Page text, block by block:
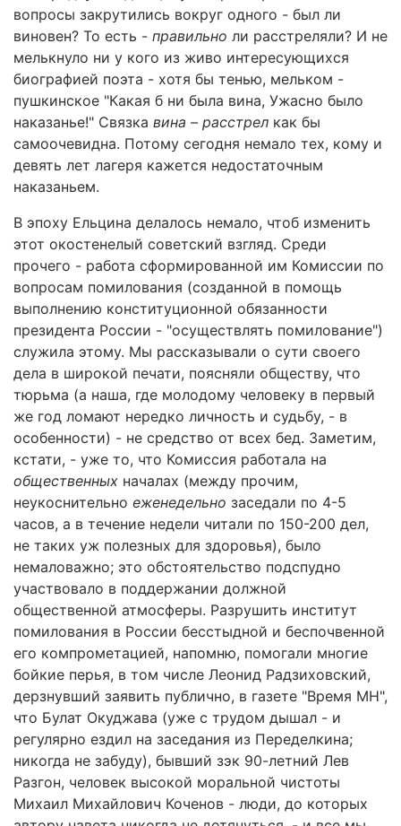
вопросы закрутились вокруг одного - был ли
виновен? То есть - правильно ли расстреляли? И не
мелькнуло ни у кого из живо интересующихся
биографией поэта - хотя бы тенью, мельком -
пушкинское "Какая б ни была вина, Ужасно было
наказанье!" Связка вина – расстрел как бы
самоочевидна. Потому сегодня немало тех, кому и
девять лет лагеря кажется недостаточным
наказаньем.
В эпоху Ельцина делалось немало, чтоб изменить
этот окостенелый советский взгляд. Среди
прочего - работа сформированной им Комиссии по
вопросам помилования (созданной в помощь
выполнению конституционной обязанности
президента России - "осуществлять помилование")
служила этому. Мы рассказывали о сути своего
дела в широкой печати, поясняли обществу, что
тюрьма (а наша, где молодому человеку в первый
же год ломают нередко личность и судьбу, - в
особенности) - не средство от всех бед. Заметим,
кстати, - уже то, что Комиссия работала на
общественных началах (между прочим,
неукоснительно еженедельно заседали по 4-5
часов, а в течение недели читали по 150-200 дел,
не таких уж полезных для здоровья), было
немаловажно; это обстоятельство подспудно
участвовало в поддержании должной
общественной атмосферы. Разрушить институт
помилования в России бесстыдной и беспочвенной
его компрометацией, напомню, помогали многие
бойкие перья, в том числе Леонид Радзиховский,
дерзнувший заявить публично, в газете "Время МН",
что Булат Окуджава (уже с трудом дышал - и
регулярно ездил на заседания из Переделкина;
никогда не забуду), бывший зэк 90-летний Лев
Разгон, человек высокой моральной чистоты
Михаил Михайлович Коченов - люди, до которых